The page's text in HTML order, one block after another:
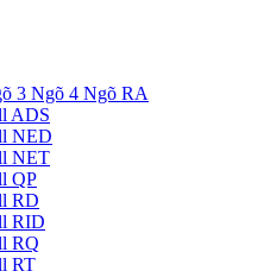
3 Ngõ 4 Ngõ RA
ADS
NED
NET
QP
RD
RID
RQ
RT